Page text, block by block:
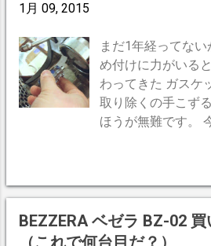
水差しです。お間
が愛用したもの 奥
ン 手前がE-
ぎ口にs管の片側
度の曲線にして押
の微調整が楽です
ジタルが素早い反
もっぱらこのE-
やすく 傾きで湯量
が、 市販のものは
ヒーがビチャビチ
直接抽出したい）
中に冷め易い 高価
れば、例によって
だのは 穴の直径5
いし。 先ずは自宅
大きめにカット。
なので二枚重ね に
1月 09, 2015
まだ1年経ってな
め付けに力がいる
わってきた ガスケ
取り除くの手こず
ほうが無難です。
ィルターを外しま
のを突き刺して引
ルター、次が取り
れた）、袋入りが
BEZZERA ベゼラ BZ-02
（これで何台目だ？）